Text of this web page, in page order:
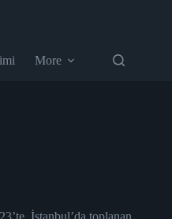
More
İstanbul’da toplanan